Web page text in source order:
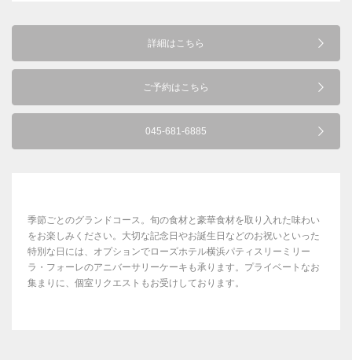
詳細はこちら
ご予約はこちら
045-681-6885
季節ごとのグランドコース。旬の食材と豪華食材を取り入れた味わい
をお楽しみください。大切な記念日やお誕生日などのお祝いといった
特別な日には、オプションでローズホテル横浜パティスリーミリー
ラ・フォーレのアニバーサリーケーキも承ります。プライベートなお
集まりに、個室リクエストもお受けしております。